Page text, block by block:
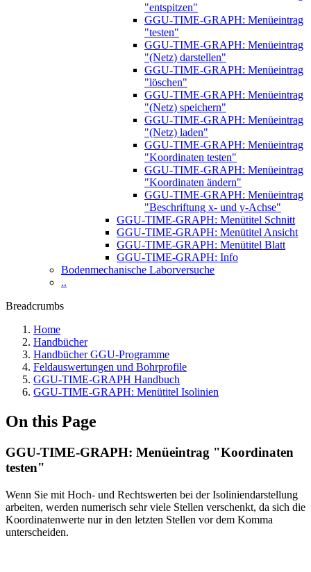
"entspitzen"
GGU-TIME-GRAPH: Menüeintrag
"testen"
GGU-TIME-GRAPH: Menüeintrag
"(Netz) darstellen"
GGU-TIME-GRAPH: Menüeintrag
"löschen"
GGU-TIME-GRAPH: Menüeintrag
"(Netz) speichern"
GGU-TIME-GRAPH: Menüeintrag
"(Netz) laden"
GGU-TIME-GRAPH: Menüeintrag
"Koordinaten testen"
GGU-TIME-GRAPH: Menüeintrag
"Koordinaten ändern"
GGU-TIME-GRAPH: Menüeintrag
"Beschriftung x- und y-Achse"
GGU-TIME-GRAPH: Menütitel Schnitt
GGU-TIME-GRAPH: Menütitel Ansicht
GGU-TIME-GRAPH: Menütitel Blatt
GGU-TIME-GRAPH: Info
Bodenmechanische Laborversuche
..
Breadcrumbs
Home
Handbücher
Handbücher GGU-Programme
Feldauswertungen und Bohrprofile
GGU-TIME-GRAPH Handbuch
GGU-TIME-GRAPH: Menütitel Isolinien
On this Page
GGU-TIME-GRAPH: Menüeintrag "Koordinaten
testen"
Wenn Sie mit Hoch- und Rechtswerten bei der Isoliniendarstellung
arbeiten, werden numerisch sehr viele Stellen verschenkt, da sich die
Koordinatenwerte nur in den letzten Stellen vor dem Komma
unterscheiden.